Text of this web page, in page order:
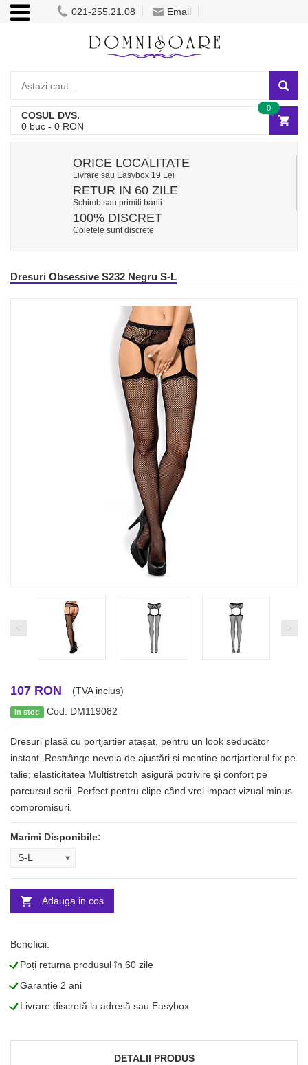
021-255.21.08 Email
COSUL DVS.
0 buc - 0 RON
0
ORICE LOCALITATE
Livrare sau Easybox 19 Lei
RETUR IN 60 ZILE
Schimb sau primiti banii
100% DISCRET
Coletele sunt discrete
Dresuri Obsessive S232 Negru S-L
< >
107 RON (TVA inclus)
In stoc Cod: DM119082
Dresuri plasă cu portjartier atașat, pentru un look seducător
instant. Restrânge nevoia de ajustări și menține portjartierul fix pe
talie; elasticitatea Multistretch asigură potrivire și confort pe
parcursul serii. Perfect pentru clipe când vrei impact vizual minus
compromisuri.
Marimi Disponibile:
Adauga in cos
Beneficii:
LPoți returna produsul în 60 zile
LGaranție 2 ani
LLivrare discretă la adresă sau Easybox
DETALII PRODUS